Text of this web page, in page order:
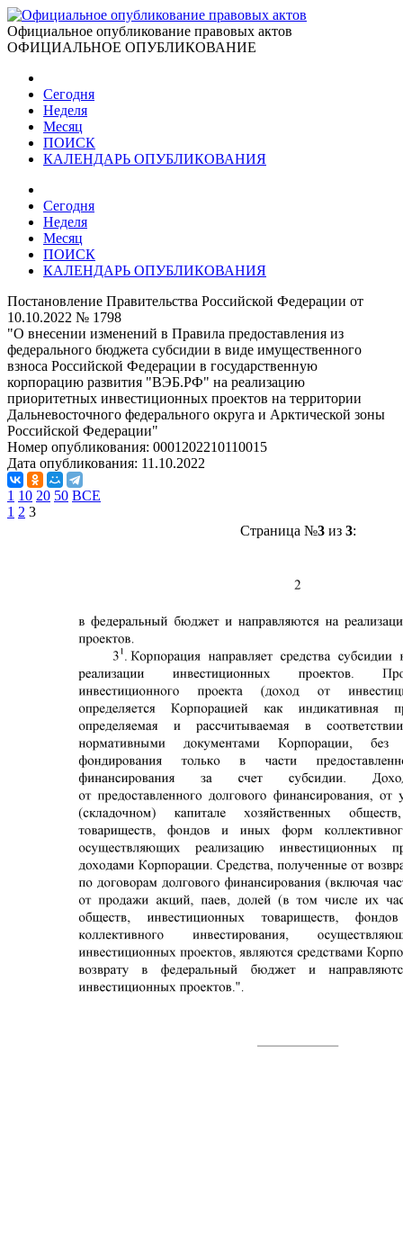
Официальное опубликование правовых актов
ОФИЦИАЛЬНОЕ ОПУБЛИКОВАНИЕ
Сегодня
Неделя
Месяц
ПОИСК
КАЛЕНДАРЬ ОПУБЛИКОВАНИЯ
Сегодня
Неделя
Месяц
ПОИСК
КАЛЕНДАРЬ ОПУБЛИКОВАНИЯ
Постановление Правительства Российской Федерации от
10.10.2022 № 1798
"О внесении изменений в Правила предоставления из
федерального бюджета субсидии в виде имущественного
взноса Российской Федерации в государственную
корпорацию развития "ВЭБ.РФ" на реализацию
приоритетных инвестиционных проектов на территории
Дальневосточного федерального округа и Арктической зоны
Российской Федерации"
Номер опубликования: 0001202210110015
Дата опубликования: 11.10.2022
1 10 20 50 ВСЕ
1 2 3
Страница №3из 3: